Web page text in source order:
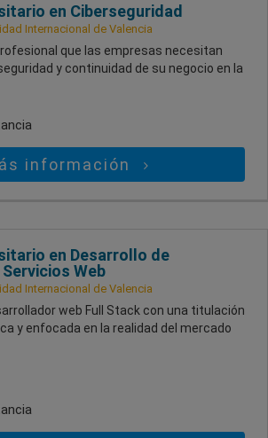
en Ciberseguridad
Internacional de Valencia
que las empresas necesitan
y continuidad de su negocio en la
información
en Desarrollo de
Web
Internacional de Valencia
web Full Stack con una titulación
y enfocada en la realidad del mercado